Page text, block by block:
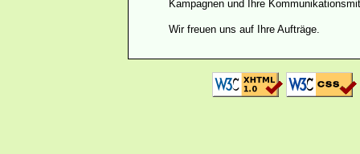
Kampagnen und Ihre
Wir freuen uns auf Ihre Aufträge.